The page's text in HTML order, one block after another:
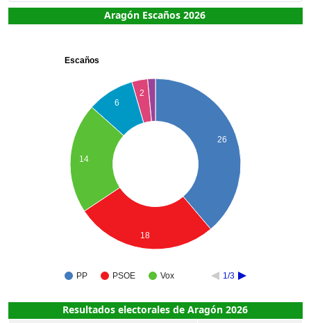
Aragón Escaños 2026
Escaños
PP PSOE Vox 1/3
26
2
6
14
18
Resultados electorales de Aragón 2026